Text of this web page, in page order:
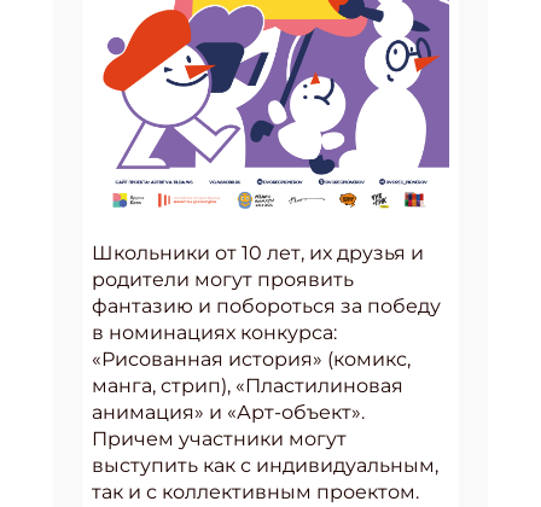
Школьники от 10 лет, их друзья и
родители могут проявить
фантазию и побороться за победу
в номинациях конкурса:
«Рисованная история» (комикс,
манга, стрип), «Пластилиновая
анимация» и «Арт-объект».
Причем участники могут
выступить как с индивидуальным,
так и с коллективным проектом.